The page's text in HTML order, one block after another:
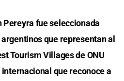
Pereyra fue seleccionada
que representan al
Tourism Villages de ONU
que reconoce a